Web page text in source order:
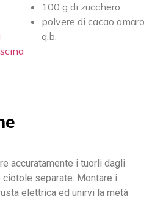
100 g di zucchero
polvere di cacao amaro
q.b.
accuratamente i tuorli dagli
separate. Montare i
elettrica ed unirvi la metà